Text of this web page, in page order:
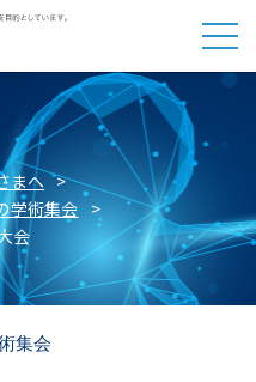
まへ
学術集会
会
集会